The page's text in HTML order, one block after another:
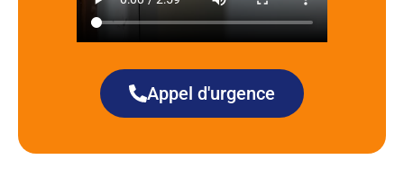
Appel d'urgence